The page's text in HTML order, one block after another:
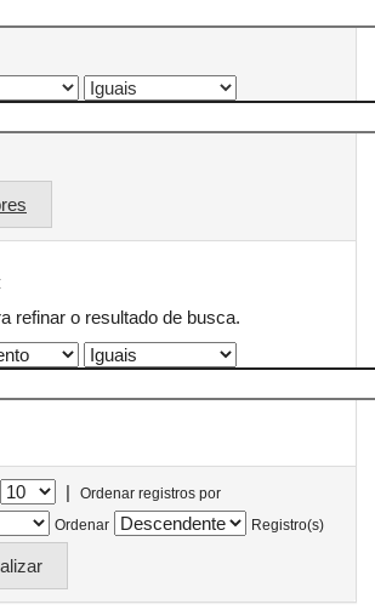
refinar o resultado de busca.
|
Ordenar registros por
Ordenar
Registro(s)